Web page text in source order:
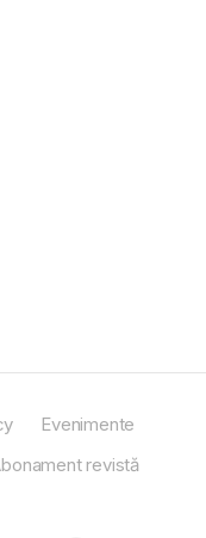
Evenimente
revistă